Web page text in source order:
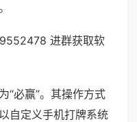
进群获取软
“必赢”。其操作方式
自定义手机打牌系统